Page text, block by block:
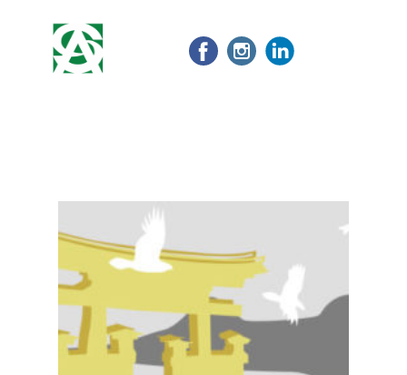
Home Nosotros Nuestros servicios